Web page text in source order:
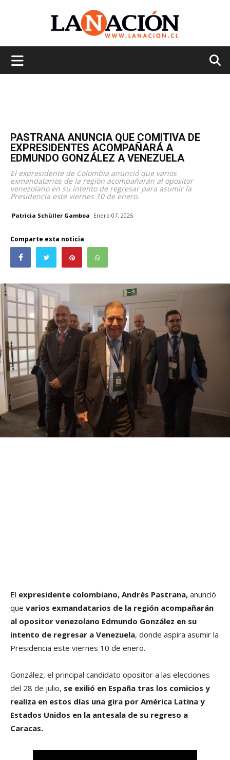
PASTRANA ANUNCIA QUE COMITIVA DE
EXPRESIDENTES ACOMPAÑARÁ A
EDMUNDO GONZÁLEZ A VENEZUELA
El expresidente de Colombia anunció que varios
exmandatarios de la región acompañarán al opositor
venezolano en su intento de regresar para asumir la
Presidencia este viernes 10 de enero.
Patricia Schüller Gamboa Enero 07, 2025
Comparte esta noticia
El expresidente colombiano, Andrés Pastrana, anunció
que varios exmandatarios de la región acompañarán
al opositor venezolano Edmundo González en su
intento de regresar a Venezuela, donde aspira asumir la
Presidencia este viernes 10 de enero.
González, el principal candidato opositor a las elecciones
del 28 de julio, se exilió en España tras los comicios y
realiza en estos días una gira por América Latina y
Estados Unidos en la antesala de su regreso a
Caracas.